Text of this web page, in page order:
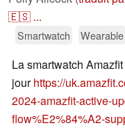
🇪🇸 ...
Smartwatch Wearable
La smartwatch
jourhttps://
2024-amazfit-active-
flow%E2%84%A2-